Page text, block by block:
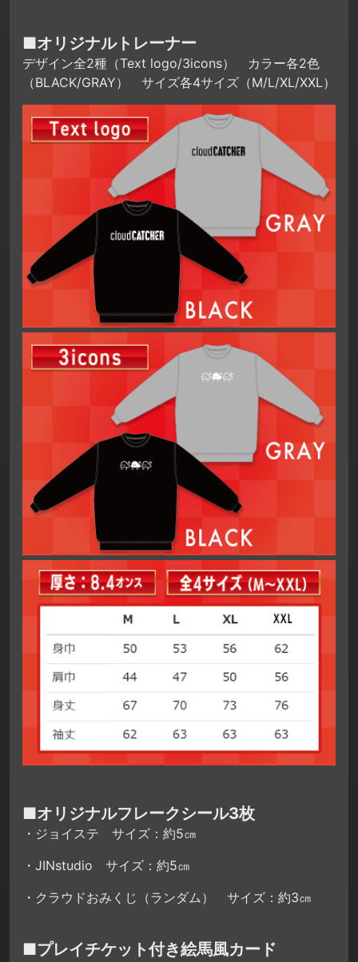
■オリジナルトレーナー
デザイン全2種（Text logo/3icons） カラー各2色
（BLACK/GRAY） サイズ各4サイズ（M/L/XL/XXL）
■オリジナルフレークシール3枚
・ジョイステ サイズ：約5㎝
・JINstudio サイズ：約5㎝
・クラウドおみくじ（ランダム） サイズ：約3㎝
■プレイチケット付き絵馬風カード